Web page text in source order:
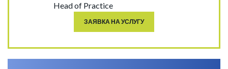
Head of Practice
ЗАЯВКА НА УСЛУГУ